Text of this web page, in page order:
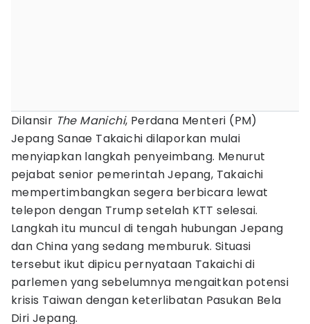
Dilansir The Manichi, Perdana Menteri (PM)
Jepang Sanae Takaichi dilaporkan mulai
menyiapkan langkah penyeimbang. Menurut
pejabat senior pemerintah Jepang, Takaichi
mempertimbangkan segera berbicara lewat
telepon dengan Trump setelah KTT selesai.
Langkah itu muncul di tengah hubungan Jepang
dan China yang sedang memburuk. Situasi
tersebut ikut dipicu pernyataan Takaichi di
parlemen yang sebelumnya mengaitkan potensi
krisis Taiwan dengan keterlibatan Pasukan Bela
Diri Jepang.